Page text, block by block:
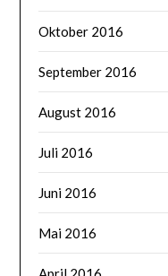
Oktober 2016
September 2016
August 2016
Juli 2016
Juni 2016
Mai 2016